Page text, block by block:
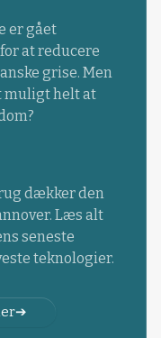
er gået
at reducere
grise. Men
muligt helt at
dækker den
Læs alt
seneste
teknologier.